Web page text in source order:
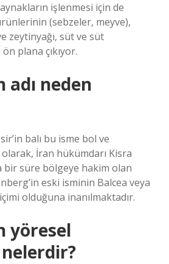
işlenmesi için de
(sebzeler, meyve),
zeytinyağı, süt ve süt
plana çıkıyor.
adı neden
balı bu isme bol ve
İran hükümdarı Kisra
bir süre bölgeye hakim olan
eski isminin Balcea veya
olduğuna inanılmaktadır.
yöresel